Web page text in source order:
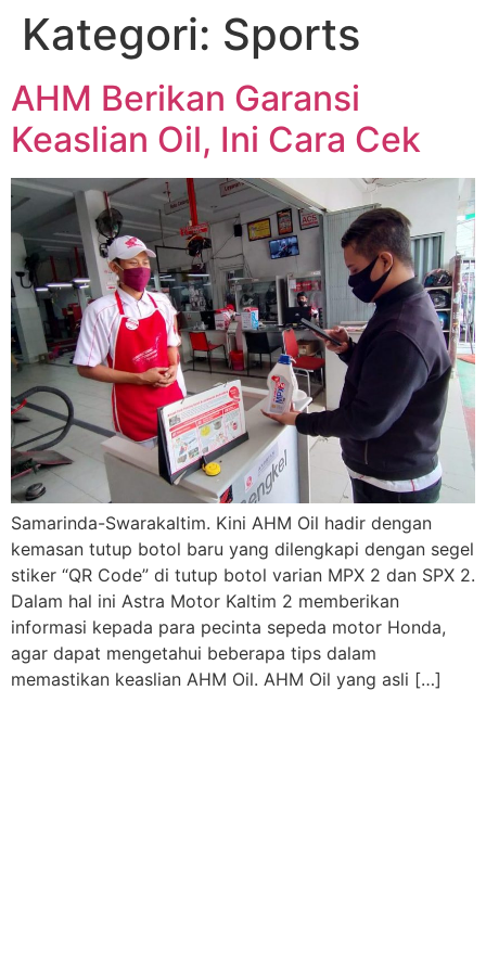
Kategori: Sports
AHM Berikan Garansi
Keaslian Oil, Ini Cara Cek
Samarinda-Swarakaltim. Kini AHM Oil hadir dengan
kemasan tutup botol baru yang dilengkapi dengan segel
stiker “QR Code” di tutup botol varian MPX 2 dan SPX 2.
Dalam hal ini Astra Motor Kaltim 2 memberikan
informasi kepada para pecinta sepeda motor Honda,
agar dapat mengetahui beberapa tips dalam
memastikan keaslian AHM Oil. AHM Oil yang asli […]